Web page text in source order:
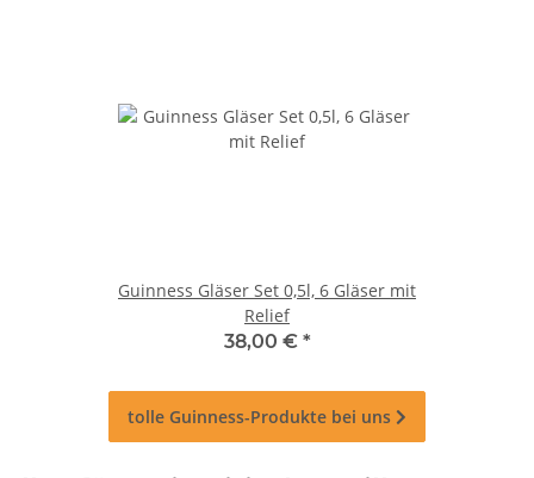
Guinness Gläser Set 0,5l, 6 Gläser mit
Relief
38,00 € *
tolle Guinness-Produkte bei uns